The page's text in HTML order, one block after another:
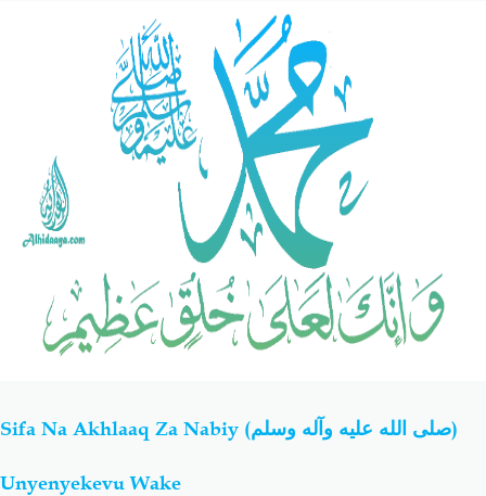
Salaf Wa Ummah Firaq-Makundi
Fiqh-Ibaadah Duaa-Adhkaar
Fataawa Za Ulamaa Kauli Za Salaf
Akhlaaq-Aadaab Raqaaiq
Familia-Jamii Maswali-Majibu
Sifa Na Akhlaaq Za Nabiy (صلى الله عليه وآله وسلم)
Unyenyekevu Wake